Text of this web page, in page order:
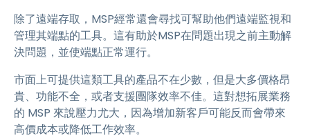
除了遠端存取，MSP經常還會尋找可幫助他們遠端監視和
管理其端點的工具。這有助於MSP在問題出現之前主動解
決問題，並使端點正常運行。
市面上可提供這類工具的產品不在少數，但是大多價格昂
貴、功能不全，或者支援團隊效率不佳。這對想拓展業務
的 MSP 來說壓力尤大，因為增加新客戶可能反而會帶來
高價成本或降低工作效率。